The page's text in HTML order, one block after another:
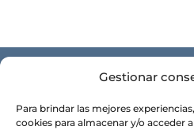
Gestionar
Para brindar las mejores
cookies para almacenar y/o acceder
Alma y razón de ser